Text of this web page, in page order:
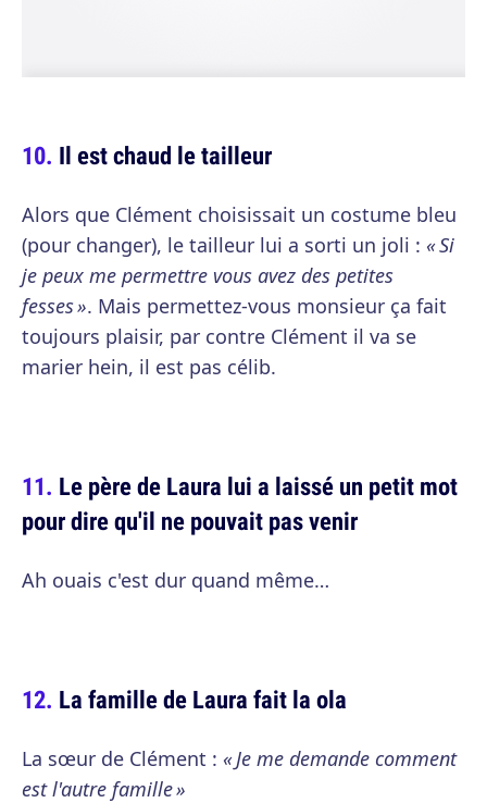
Il est chaud le tailleur
Alors que Clément choisissait un costume bleu
(pour changer), le tailleur lui a sorti un joli : « Si
je peux me permettre vous avez des petites
fesses ». Mais permettez-vous monsieur ça fait
toujours plaisir, par contre Clément il va se
marier hein, il est pas célib.
Le père de Laura lui a laissé un petit mot
pour dire qu'il ne pouvait pas venir
Ah ouais c'est dur quand même…
La famille de Laura fait la ola
La sœur de Clément : « Je me demande comment
est l'autre famille »